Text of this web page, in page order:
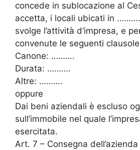
concede in sublocazione al
accetta, i locali ubicati in
svolge l’attività d’impresa, e
convenute le seguenti
Canone: ……….
Durata: ……….
Altre: ……….
oppure
Dai beni aziendali è escluso
sull’immobile nel quale
esercitata.
Art. 7 – Consegna dell’azienda